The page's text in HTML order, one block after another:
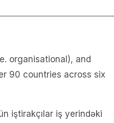
organisational), and
90 countries across six
iştirakçılar iş yerindəki